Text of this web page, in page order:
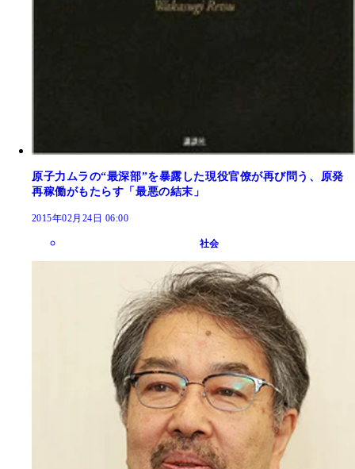
原子力ムラの“最深部”を暴露した現役官僚が再び問う、原発
再稼働がもたらす「最悪の結末」
2015年02月24日 06:00
社会